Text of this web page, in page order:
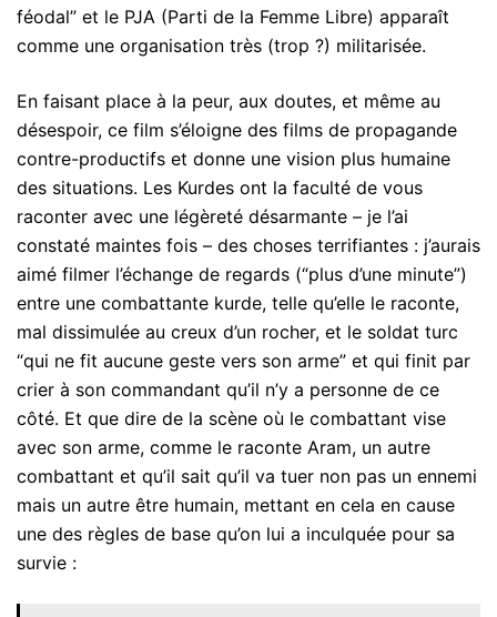
féodal” et le PJA (Parti de la Femme Libre) apparaît
comme une organisation très (trop ?) militarisée.
En faisant place à la peur, aux doutes, et même au
désespoir, ce film s’éloigne des films de propagande
contre-productifs et donne une vision plus humaine
des situations. Les Kurdes ont la faculté de vous
raconter avec une légèreté désarmante – je l’ai
constaté maintes fois – des choses terrifiantes : j’aurais
aimé filmer l’échange de regards (“plus d’une minute”)
entre une combattante kurde, telle qu’elle le raconte,
mal dissimulée au creux d’un rocher, et le soldat turc
“qui ne fit aucune geste vers son arme” et qui finit par
crier à son commandant qu’il n’y a personne de ce
côté. Et que dire de la scène où le combattant vise
avec son arme, comme le raconte Aram, un autre
combattant et qu’il sait qu’il va tuer non pas un ennemi
mais un autre être humain, mettant en cela en cause
une des règles de base qu’on lui a inculquée pour sa
survie :